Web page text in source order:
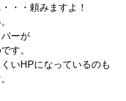
・・頼みますよ！
ーが
す。
いHPになっているのも